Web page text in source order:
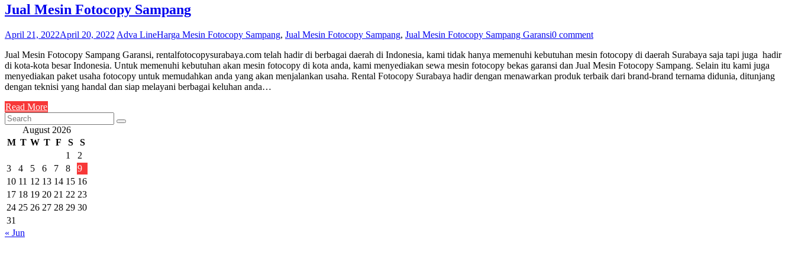
Jual Mesin Fotocopy Sampang
April 21, 2022April 20, 2022 Adva LineHarga Mesin Fotocopy Sampang, Jual Mesin Fotocopy Sampang, Jual Mesin Fotocopy Sampang Garansi0 comment
Jual Mesin Fotocopy Sampang Garansi, rentalfotocopysurabaya.com telah hadir di berbagai daerah di Indonesia, kami tidak hanya memenuhi kebutuhan mesin fotocopy di daerah Surabaya saja tapi juga hadir
di kota-kota besar Indonesia. Untuk memenuhi kebutuhan akan mesin fotocopy di kota anda, kami menyediakan sewa mesin fotocopy bekas garansi dan Jual Mesin Fotocopy Sampang. Selain itu kami juga
menyediakan paket usaha fotocopy untuk memudahkan anda yang akan menjalankan usaha. Rental Fotocopy Surabaya hadir dengan menawarkan produk terbaik dari brand-brand ternama didunia, ditunjang
dengan teknisi yang handal dan siap melayani berbagai keluhan anda…
Read More
August 2026
M T W T F S
S
1
2
3
4 5 6 7 8
9
10 11 12 13 14 15 16
17 18 19 20 21 22 23
24 25 26 27 28 29 30
31
« Jun